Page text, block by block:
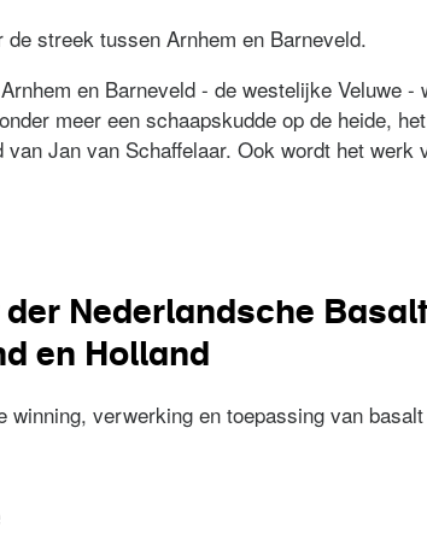
de streek tussen Arnhem en Barneveld.
en Barneveld - de westelijke Veluwe
meer een schaapskudde op de heide,
van Jan van Schaffelaar. Ook wordt het
Nederlandsche
en Holland
winning, verwerking en toepassing van